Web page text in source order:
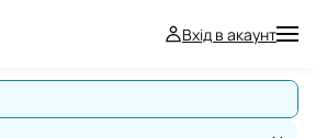
Вхід в акаунт